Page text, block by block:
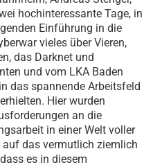
hochinteressante Tage, in
Einführung in die
vieles über Vieren,
das Darknet und
und vom LKA Baden
das spannende Arbeitsfeld
Hier wurden
an die
in einer Welt voller
das vermutlich ziemlich
es in diesem